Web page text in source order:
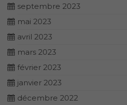
septembre 2023
mai 2023
avril 2023
mars 2023
février 2023
janvier 2023
décembre 2022